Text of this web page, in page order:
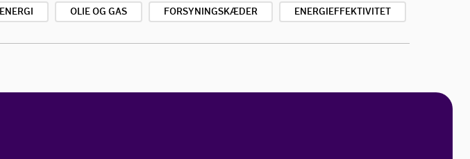
ENERGI OLIE OG GAS FORSYNINGSKÆDER ENERGIEFFEKTIVITET